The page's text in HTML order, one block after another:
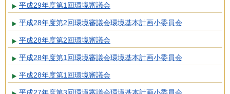
平成29年度第1回環境審議会
平成28年度第2回環境審議会環境基本計画小委員会
平成28年度第2回環境審議会
平成28年度第1回環境審議会環境基本計画小委員会
平成28年度第1回環境審議会
平成27年度第3回環境審議会環境基本計画小委員会